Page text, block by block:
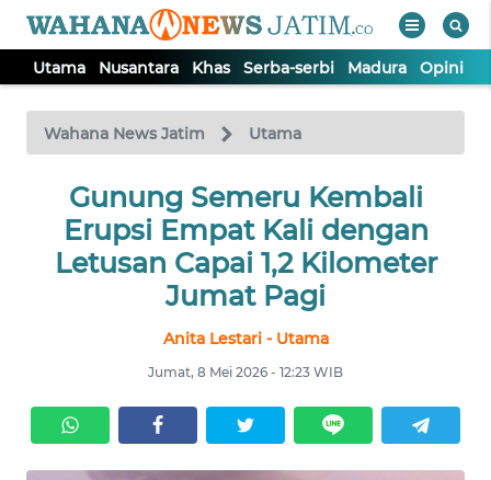
Utama Nusantara Khas Serba-serbi Madura Opini
Wahana News Jatim Utama
Gunung Semeru Kembali
Erupsi Empat Kali dengan
Letusan Capai 1,2 Kilometer
Jumat Pagi
Anita Lestari - Utama
Jumat, 8 Mei 2026 - 12:23 WIB
TV
Tutup
UTAMA
NUSANTARA
SERBI